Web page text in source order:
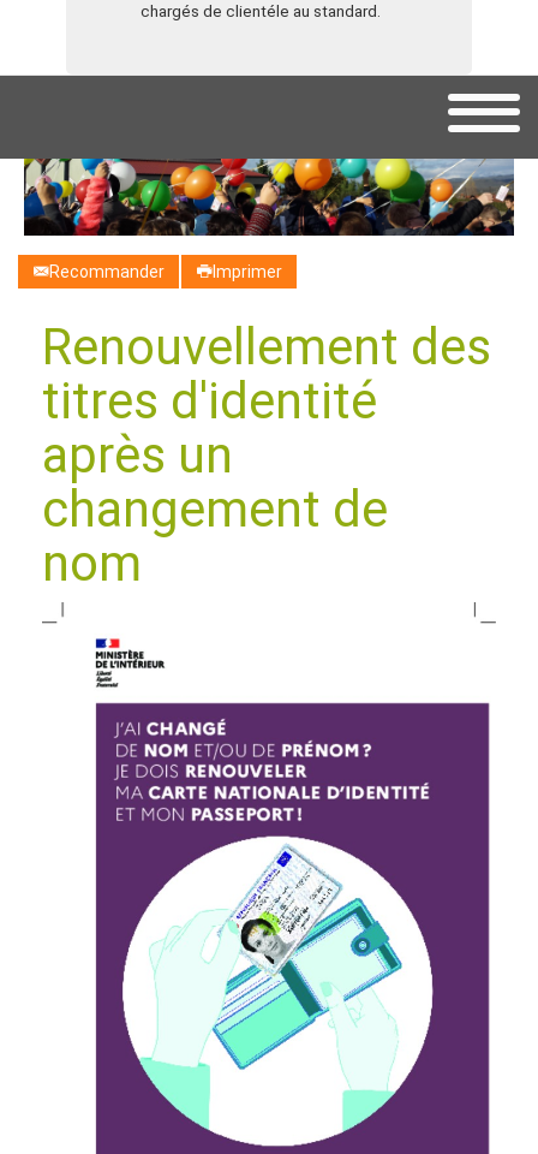
chargés de clientéle au standard.
Recommander Imprimer
Renouvellement des
titres d'identité
après un
changement de
nom